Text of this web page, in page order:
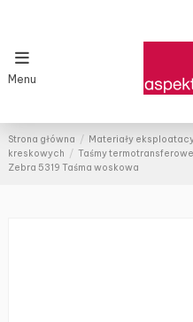
Menu
Strona główna Materiały
kreskowych
Taśmy
Zebra 5319 Taśma woskowa